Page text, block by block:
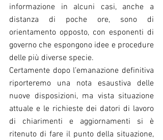
informazione in alcuni casi, anche a
distanza di poche ore, sono di
orientamento opposto, con esponenti di
governo che espongono idee e procedure
delle più diverse specie.
Certamente dopo l’emanazione definitiva
riporteremo una nota esaustiva delle
nuove disposizioni, ma vista situazione
attuale e le richieste dei datori di lavoro
di chiarimenti e aggiornamenti si è
ritenuto di fare il punto della situazione,